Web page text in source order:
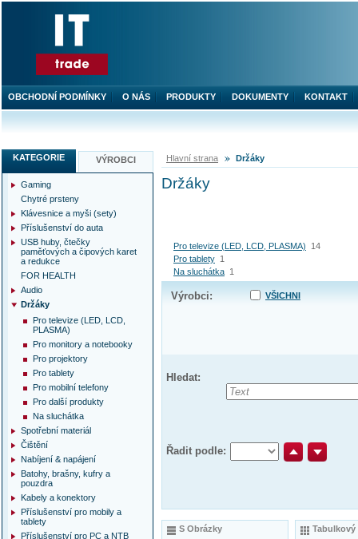
Hlavní strana Držáky
Držáky
Pro televize (LED, LCD, PLASMA)
14
Pro tablety 1
Na sluchátka 1
Výrobci: VŠICHNI
Hledat:
Řadit podle:
S Obrázky Tabulkový
KATEGORIE VÝROBCI
Gaming
Chytré prsteny
Klávesnice a myši (sety)
Příslušenství do auta
USB huby, čtečky
paměťových a čipových karet
a redukce
FOR HEALTH
Audio
Držáky
Pro televize (LED, LCD,
PLASMA)
Pro monitory a notebooky
Pro projektory
Pro tablety
Pro mobilní telefony
Pro další produkty
Na sluchátka
Spotřební materiál
Čištění
Nabíjení & napájení
Batohy, brašny, kufry a
pouzdra
Kabely a konektory
Příslušenství pro mobily a
tablety
Příslušenství pro PC a NTB
OBCHODNÍ PODMÍNKY O NÁS PRODUKTY DOKUMENTY KONTAKT